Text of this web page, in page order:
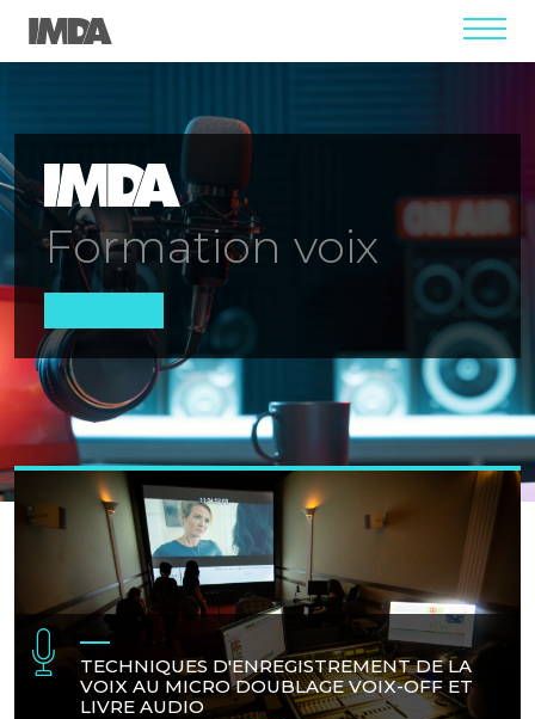
Formation voix
TECHNIQUES D'ENREGISTREMENT DE LA
VOIX AU MICRO DOUBLAGE VOIX-OFF ET
LIVRE AUDIO